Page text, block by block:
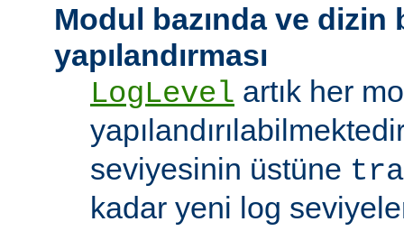
Modul bazında ve dizin
yapılandırması
LogLevel artık her
seviyesinin üstüne
kadar yeni log